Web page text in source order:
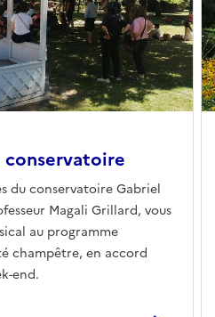
conservatoire
du conservatoire Gabriel
Magali Grillard, vous
au programme
champêtre, en accord
end.